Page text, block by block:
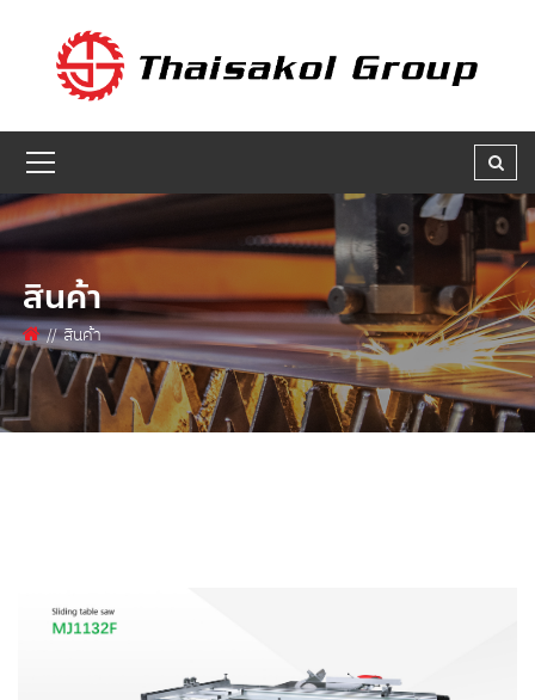
GET A QUOTE
ชื่อบริษัท :
เบอร์ติดต่อกลับ * :
อีเมล * :
สินค้า
สินค้า